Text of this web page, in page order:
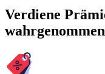
Verdiene